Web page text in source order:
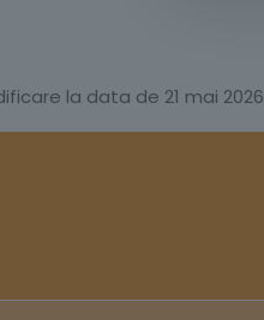
la data de 21 mai 2026